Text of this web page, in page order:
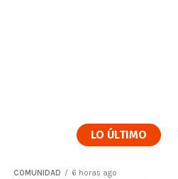
LO ÚLTIMO
COMUNIDAD 6 horas ago